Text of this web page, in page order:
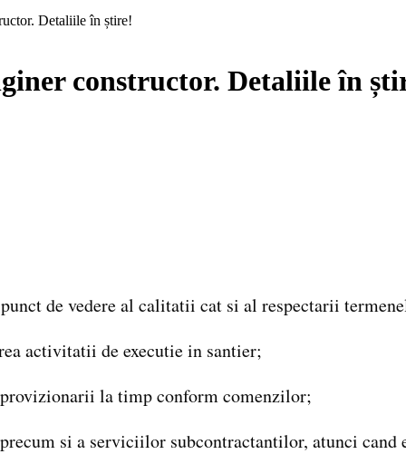
Detaliile în știre!
constructor. Detaliile în
de vedere al calitatii cat si al respectarii
activitatii de executie in santier;
la timp conform comenzilor;
si a serviciilor subcontractantilor, atunci cand